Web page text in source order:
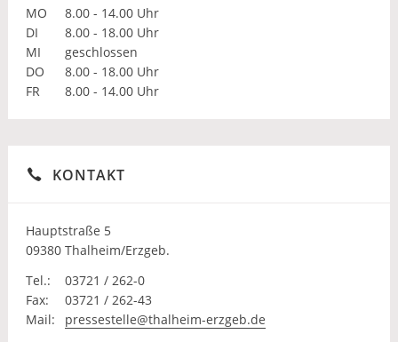
MO
8.00 - 14.00 Uhr
DI
8.00 - 18.00 Uhr
MI
geschlossen
DO
8.00 - 18.00 Uhr
FR
8.00 - 14.00 Uhr
KONTAKT
Hauptstraße 5
09380 Thalheim/Erzgeb.
Tel.:
03721 / 262-0
Fax:
03721 / 262-43
Mail:
pressestelle@thalheim-erzgeb.de